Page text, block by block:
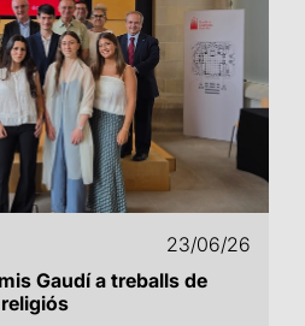
23/06/26
Gaudí a treballs de